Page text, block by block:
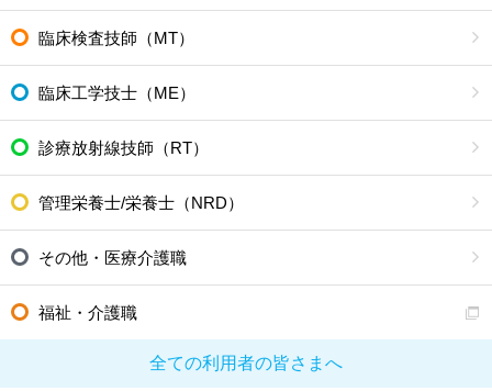
臨床検査技師（MT）
臨床工学技士（ME）
診療放射線技師（RT）
管理栄養士/栄養士（NRD）
その他・医療介護職
福祉・介護職
全ての利用者の皆さまへ